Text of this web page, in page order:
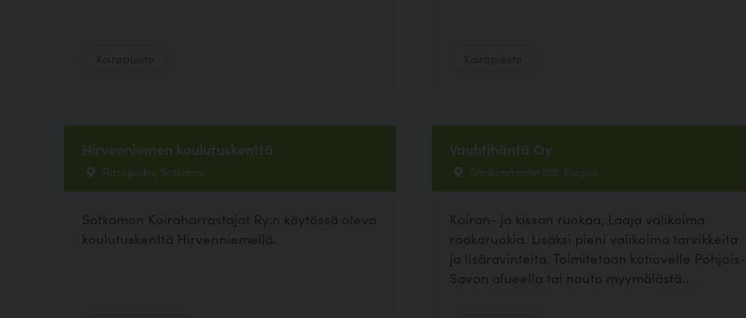
Hirvenniemen koulutuskenttä
Ratapolku, Sotkamo
Sotkamon Koiraharrastajat Ry:n käytössä oleva
koulutuskenttä Hirvenniemellä.
Vauhtihäntä Oy
Sänkimäentie 515, Kuopio
Koiran- ja kissan ruokaa, Laaja valikoima
raakaruokia. Lisäksi pieni valikoima tarvikkeita
ja lisäravinteita. Toimitetaan kotiovelle Pohjois-
Savon alueella tai nouto myymälästä...